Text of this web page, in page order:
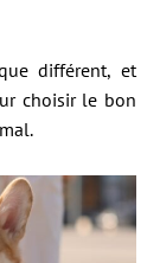
différent, et
choisir le bon